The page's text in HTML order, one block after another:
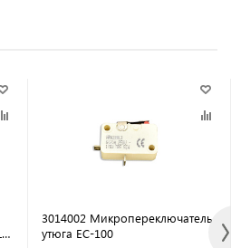
3014002 Микропереключатель
утюга ЕС-100